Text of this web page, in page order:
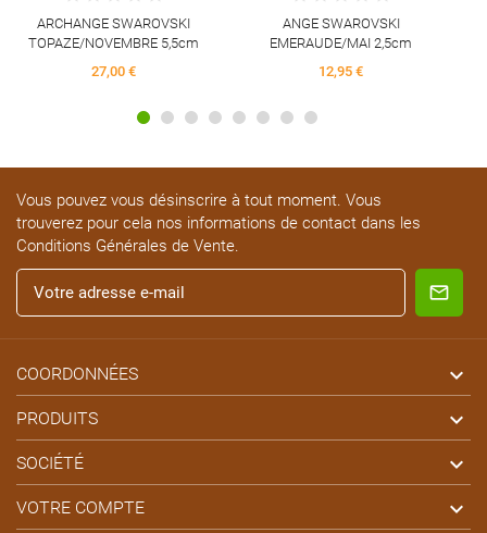
ARCHANGE SWAROVSKI
TOPAZE/NOVEMBRE 5,5cm
27,00 €
ANGE SWAROVSKI
EMERAUDE/MAI 2,5cm
12,95 €
Vous pouvez vous désinscrire à tout moment. Vous
trouverez pour cela nos informations de contact dans les
Conditions Générales de Vente.
COORDONNÉES 
PRODUITS 
SOCIÉTÉ 
VOTRE COMPTE 